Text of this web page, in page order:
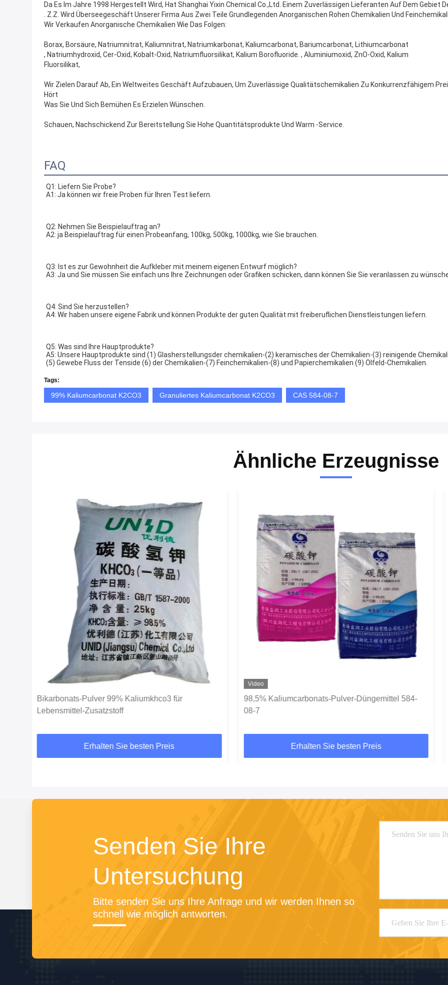
Da Es Im Jahre 1998 Hergestellt Wird, Hat Shanghai Yixin Chemical Co.,Ltd. Einem Zuverlässigen Lieferanten Auf Dem Gebiet
. Z.Z. Wird Überseegeschäft Unserer Firma Aus Zwei Teile Grundlegenden Anorganischen Rohen Chemikalien Und
Wir Verkaufen Anorganische Chemikalien Wie Das Folgen:
Borax, Borsäure, Natriumnitrat, Kaliumnitrat, Natriumkarbonat, Kaliumcarbonat, Bariumcarbonat, Lithiumcarbonat
, Natriumhydroxid, Cer-Oxid, Kobalt-Oxid, Natriumfluorsilikat, Kalium Borofluoride. , Aluminiumoxid, ZnO-Oxid, Kalium
Fluorsilikat,
Wir Zielen Darauf Ab, Ein Weltweites Geschäft Aufzubauen, Um Zuverlässige Qualitätschemikalien Zu Konkurrenzfähigem
Hört
Was Sie Und Sich Bemühen Es Erzielen Wünschen.
Schauen, Nachschickend Zur Bereitstellung Sie Hohe Quantitätsprodukte Und Warm -service.
FAQ
Q1: Liefern Sie Probe?
A1: Ja können wir freie Proben für Ihren Test liefern.
Q2: Nehmen Sie Beispielauftrag an?
A2: ja Beispielauftrag für einen Probeanfang, 100kg, 500kg, 1000kg, wie Sie brauchen.
Q3: Ist es zur Gewohnheit die Aufkleber mit meinem eigenen Entwurf möglich?
A3: Ja und Sie müssen Sie einfach uns Ihre Zeichnungen oder Grafiken schicken, dann können Sie Sie veranlassen zu
Q4: Sind Sie herzustellen?
A4: Wir haben unsere eigene Fabrik und können Produkte der guten Qualität mit freiberuflichen Dienstleistungen liefern.
Q5: Was sind Ihre Hauptprodukte?
A5: Unsere Hauptprodukte sind (1) Glasherstellungsder chemikalien-(2) keramisches der Chemikalien-(3) reinigende
(5) Gewebe Fluss der Tenside (6) der Chemikalien-(7) Feinchemikalien-(8) und Papierchemikalien (9) Ölfeld-Chemikalien.
Tags:
99% Kaliumcarbonat K2CO3 Granuliertes Kaliumcarbonat K2CO3 CAS 584-08-7
Ähnliche Erzeugnisse
Bikarbonats-Pulver 99% Kaliumkhco3 für
Lebensmittel-Zusatzstoff
Erhalten Sie besten Preis
Video
98,5% Kaliumcarbonats-Pulver-Düngemittel 584-
08-7
Erhalten Sie besten Preis
Senden Sie Ihre
Untersuchung
Bitte senden Sie uns Ihre Anfrage und wir werden Ihnen so
schnell wie möglich antworten.